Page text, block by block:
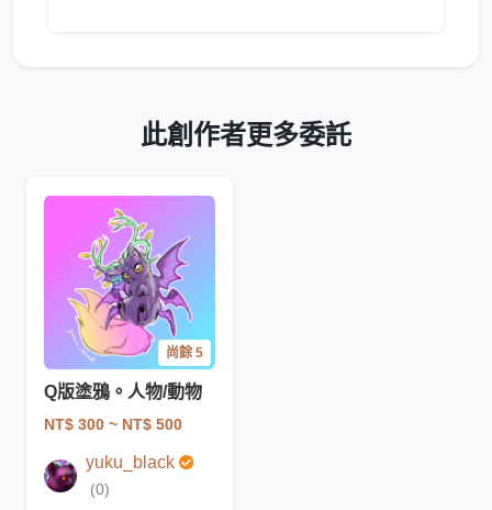
此創作者更多委託
尚餘 5
Q版塗鴉。人物/動物
NT$ 300 ~ NT$ 500
yuku_black
(0)